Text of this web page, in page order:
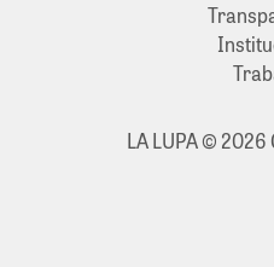
LA LUPA © 2026